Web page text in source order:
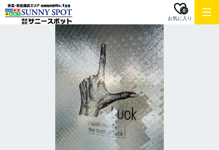
お気に入り
0